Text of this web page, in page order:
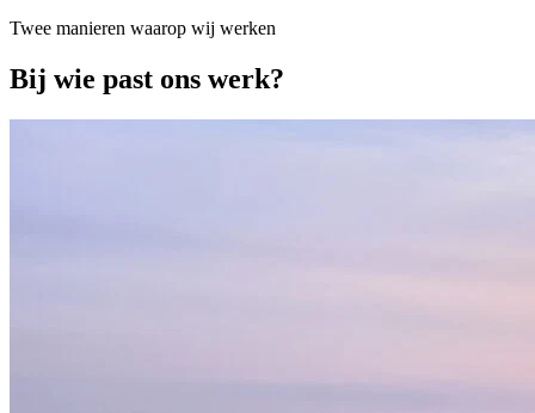
Twee manieren waarop wij werken
Bij wie past ons werk?